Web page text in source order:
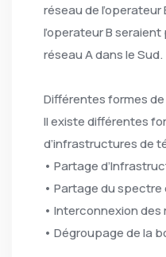
réseau de
l’operateur B
réseau A dans le Sud.
Différentes formes
Il existe différentes
d’infrastructures de
• Partage
• Partage du
• Interconnexion des
• Dégroupage de la